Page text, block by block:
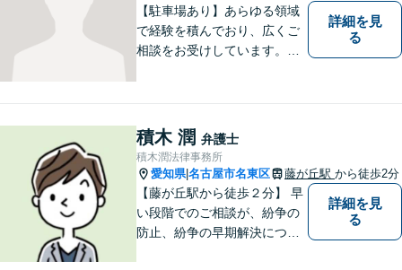
【駐車場あり】あらゆる領域
で経験を積んでおり、広くご
相談をお受けしています。ご
ブル解決に対応いたします。
詳細を見
る
積木 潤 弁護士
積木潤法律事務所
愛知県|名古屋市名東区 藤が丘駅 から徒歩2分
【藤が丘駅から徒歩２分】 早
い段階でのご相談が、紛争の
防止、紛争の早期解決につな
詳細を見
る